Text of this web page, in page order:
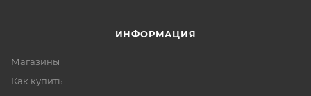
ИНФОРМАЦИЯ
Магазины
Как купить